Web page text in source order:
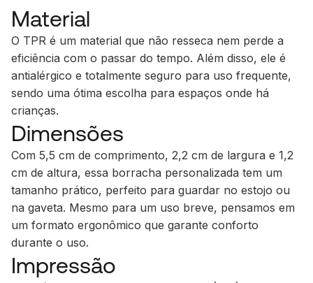
Material
O TPR é um material que não resseca nem perde a
eficiência com o passar do tempo. Além disso, ele é
antialérgico e totalmente seguro para uso frequente,
sendo uma ótima escolha para espaços onde há
crianças.
Dimensões
Com 5,5 cm de comprimento, 2,2 cm de largura e 1,2
cm de altura, essa borracha personalizada tem um
tamanho prático, perfeito para guardar no estojo ou
na gaveta. Mesmo para um uso breve, pensamos em
um formato ergonômico que garante conforto
durante o uso.
Impressão